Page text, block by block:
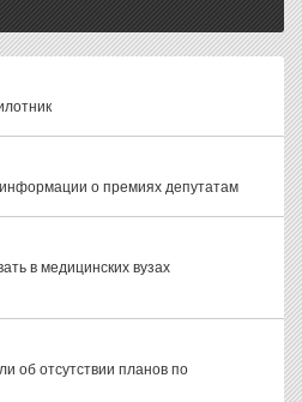
о премиях депутатам
в медицинских вузах
об отсутствии планов по